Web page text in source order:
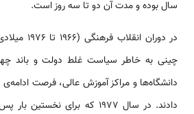
سال بوده و مدت آن دو تا سه روز است.
در دوران
چینی به خاطر سیاست غلط دولت و باند
دانشگاه‌ها و مراکز آموزش عالی، فرصت
دادند. در سال 1977 که برای